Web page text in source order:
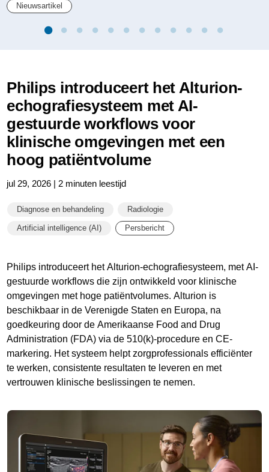
Nieuwsartikel
Philips introduceert het Alturion-
echografiesysteem met AI-
gestuurde workflows voor
klinische omgevingen met een
hoog patiëntvolume
jul 29, 2026 | 2 minuten leestijd
Diagnose en behandeling Radiologie
Artificial intelligence (AI) Persbericht
Philips introduceert het Alturion-echografiesysteem, met AI-
gestuurde workflows die zijn ontwikkeld voor klinische
omgevingen met hoge patiëntvolumes. Alturion is
beschikbaar in de Verenigde Staten en Europa, na
goedkeuring door de Amerikaanse Food and Drug
Administration (FDA) via de 510(k)-procedure en CE-
markering. Het systeem helpt zorgprofessionals efficiënter
te werken, consistente resultaten te leveren en met
vertrouwen klinische beslissingen te nemen.